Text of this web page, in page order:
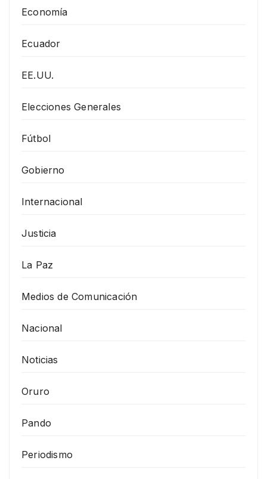
Economía
Ecuador
EE.UU.
Elecciones Generales
Fútbol
Gobierno
Internacional
Justicia
La Paz
Medios de Comunicación
Nacional
Noticias
Oruro
Pando
Periodismo